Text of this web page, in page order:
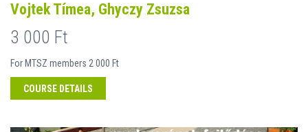
Vojtek Tímea, Ghyczy Zsuzsa
3 000 Ft
For MTSZ members 2 000 Ft
COURSE DETAILS